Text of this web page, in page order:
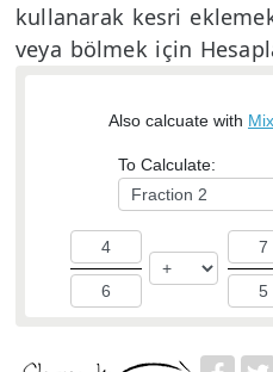
kullanarak kesri
veya bölmek için
Also calcuate with
To Calculate: